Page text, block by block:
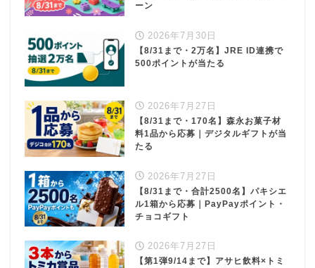
ーン
2026年7月30日
【8/31まで・2万名】JRE ID連携で
500ポイントが当たる
2026年7月27日
【8/31まで・170名】森永お菓子材
料1品から応募｜デジタルギフトが当
たる
2026年7月27日
【8/31まで・合計2500名】パキシエ
ル1箱から応募｜PayPayポイント・
チョコギフト
2026年7月27日
【第1弾9/14まで】アサヒ飲料×トミ